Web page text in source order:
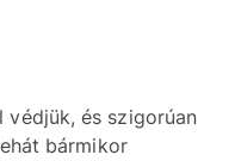
védjük, és szigorúan
bármikor